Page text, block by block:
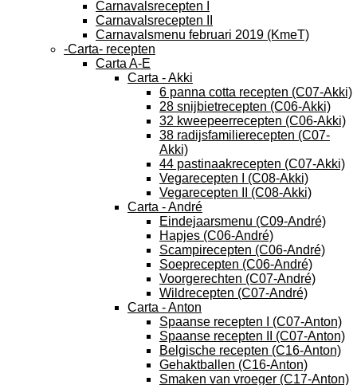
Carnavalsrecepten I
Carnavalsrecepten II
Carnavalsmenu februari 2019 (KmeT)
-Carta- recepten
Carta A-E
Carta - Akki
6 panna cotta recepten (C07-Akki)
28 snijbietrecepten (C06-Akki)
32 kweepeerrecepten (C06-Akki)
38 radijsfamilierecepten (C07-
Akki)
44 pastinaakrecepten (C07-Akki)
Vegarecepten I (C08-Akki)
Vegarecepten II (C08-Akki)
Carta - André
Eindejaarsmenu (C09-André)
Hapjes (C06-André)
Scampirecepten (C06-André)
Soeprecepten (C06-André)
Voorgerechten (C07-André)
Wildrecepten (C07-André)
Carta - Anton
Spaanse recepten I (C07-Anton)
Spaanse recepten II (C07-Anton)
Belgische recepten (C16-Anton)
Gehaktballen (C16-Anton)
Smaken van vroeger (C17-Anton)